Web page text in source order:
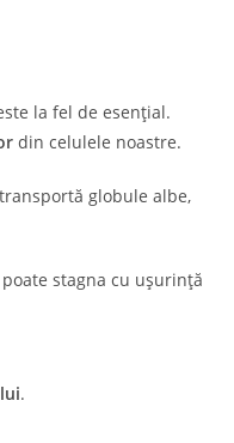
la fel de esențial.
din celulele noastre.
globule albe,
stagna cu ușurință
.